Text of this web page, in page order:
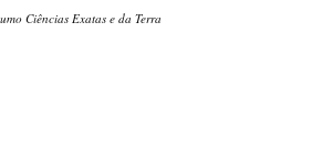
Ciências Exatas e da Terra